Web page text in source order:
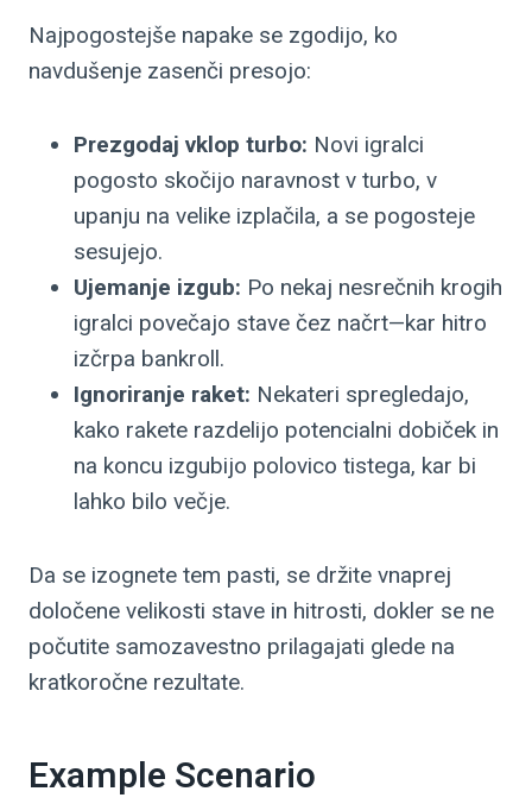
Najpogostejše napake se zgodijo, ko
navdušenje zasenči presojo:
Prezgodaj vklop turbo: Novi igralci
pogosto skočijo naravnost v turbo, v
upanju na velike izplačila, a se pogosteje
sesujejo.
Ujemanje izgub: Po nekaj nesrečnih krogih
igralci povečajo stave čez načrt—kar hitro
izčrpa bankroll.
Ignoriranje raket: Nekateri spregledajo,
kako rakete razdelijo potencialni dobiček in
na koncu izgubijo polovico tistega, kar bi
lahko bilo večje.
Da se izognete tem pasti, se držite vnaprej
določene velikosti stave in hitrosti, dokler se ne
počutite samozavestno prilagajati glede na
kratkoročne rezultate.
Example Scenario